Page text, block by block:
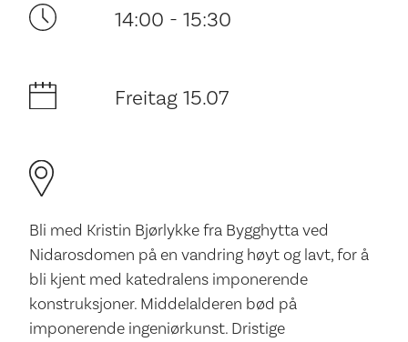
Musikk
Historie og arkitektur
14:00 - 15:30
Freitag 15.07
Bli med Kristin Bjørlykke fra Bygghytta ved
Nidarosdomen på en vandring høyt og lavt, for å
bli kjent med katedralens imponerende
konstruksjoner. Middelalderen bød på
imponerende ingeniørkunst. Dristige